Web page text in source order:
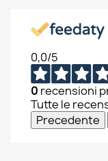
0,0/5
0 recensioni
Tutte le
Precedente